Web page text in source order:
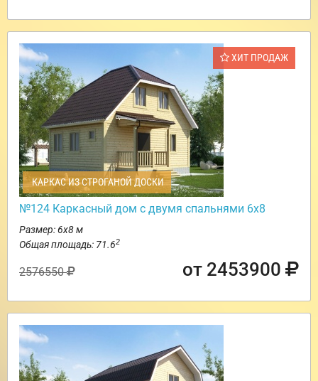
ХИТ ПРОДАЖ
КАРКАС ИЗ СТРОГАНОЙ ДОСКИ
№124 Каркасный дом с двумя спальнями 6х8
Размер: 6х8 м
Общая площадь: 71.62
2576550 от 2453900